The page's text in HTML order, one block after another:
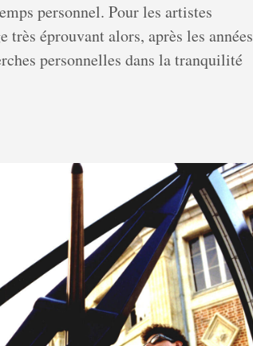
personnel. Pour les artistes
très éprouvant alors, après les années
personnelles dans la tranquilité